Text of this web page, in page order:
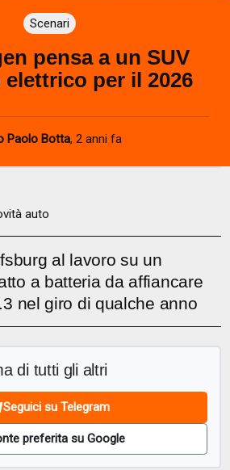
Scenari
pensa a un SUV
per il 2026
Paolo Botta, 2 anni fa
auto
al lavoro su un
a batteria da affiancare
nel giro di qualche anno
di tutti gli altri
Seguici su Telegram
preferita su Google